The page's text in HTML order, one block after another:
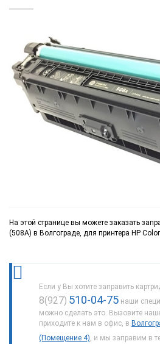
На этой странице вы можете заказать
(508A) в Волгограде, для принтера HP
Если у Вы хотите заправить
8(927) 510-04-75 наши
можно сделать это. Вызовите
приходите к нам в офис, в
(Помещение 4), и мы заправим в